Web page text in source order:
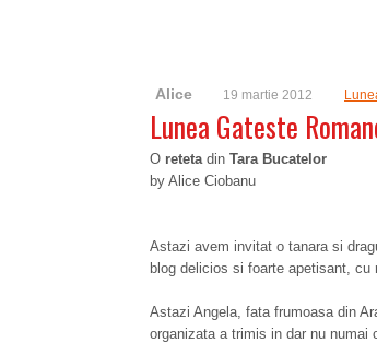
Alice 19 martie 2012
Lunea Gateste
O retetadin Tara Bucatelor
by Alice Ciobanu
Astazi avem invitat o tanara si
blog delicios si foarte apetisant,
Astazi Angela, fata frumoasa din
organizata a trimis in dar nu